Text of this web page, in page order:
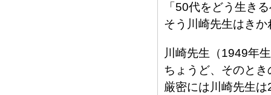
「50代をどう生き
そう川崎先生はきか
川崎先生（1949年
ちょうど、そのと
厳密には川崎先生